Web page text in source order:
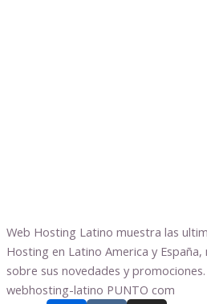
Web Hosting Latino muestra las
Hosting en Latino America y
sobre sus novedades y
webhosting-latino PUNTO com